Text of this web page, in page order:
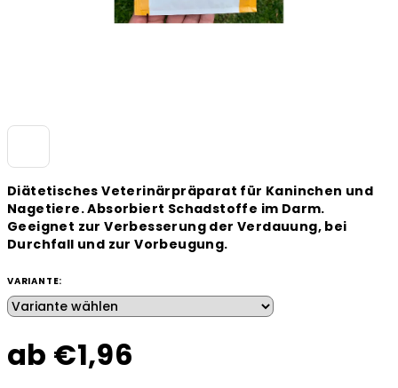
Diätetisches Veterinärpräparat für Kaninchen und
Nagetiere. Absorbiert Schadstoffe im Darm.
Geeignet zur Verbesserung der Verdauung, bei
Durchfall und zur Vorbeugung.
VARIANTE:
ab €1,96